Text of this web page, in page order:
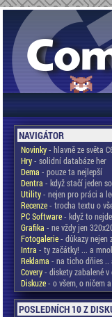
NAVIGÁTOR
Novinky- hlavně ze světa
Hry- solidní databáze her
Dema - pouze ta nejlepší
Dentra - když stačí jeden
Utility- nejen pro práci a
Recenze- trocha textu o
PC Software- když to
Grafika - ne vždy jen
Fotogalerie- důkazy nejen
Intra - ty začátky! ... a
Reklama - na ticho dňies ..
Covery- diskety zabalené v
Diskuze- o všem, o ničem
POSLEDNÍCH 10 Z